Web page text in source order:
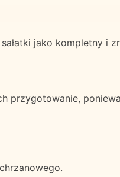
jako kompletny i
przygotowanie,